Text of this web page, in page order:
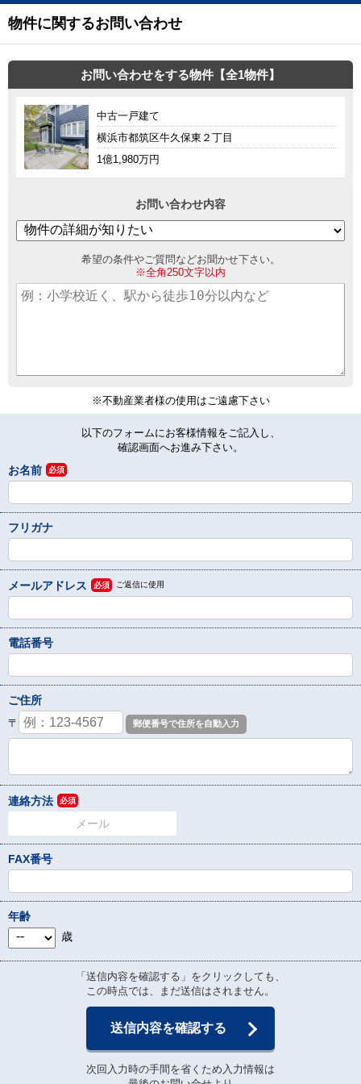
物件に関するお問い合わせ
お問い合わせをする物件【全1物件】
中古一戸建て
横浜市都筑区牛久保東２丁目
1億1,980万円
お問い合わせ内容
希望の条件やご質問などお聞かせ下さい。
※全角250文字以内
※不動産業者様の使用はご遠慮下さい
以下のフォームにお客様情報をご記入し、
確認画面へお進み下さい。
お名前 必須
フリガナ
メールアドレス 必須 ご返信に使用
電話番号
ご住所
〒
連絡方法 必須
メール
FAX番号
年齢
歳
「送信内容を確認する」をクリックしても、
この時点では、まだ送信はされません。
送信内容を確認する
次回入力時の手間を省くため入力情報は